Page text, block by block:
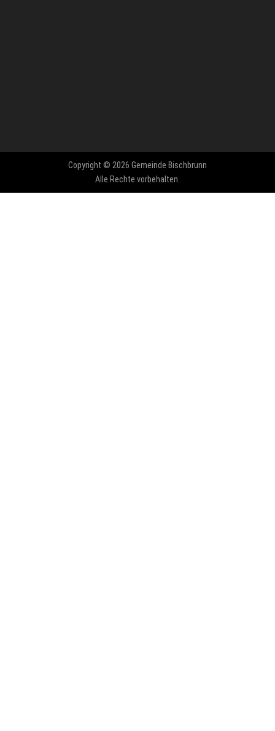
Copyright © 2026 Gemeinde Bischbrunn
Alle Rechte vorbehalten.